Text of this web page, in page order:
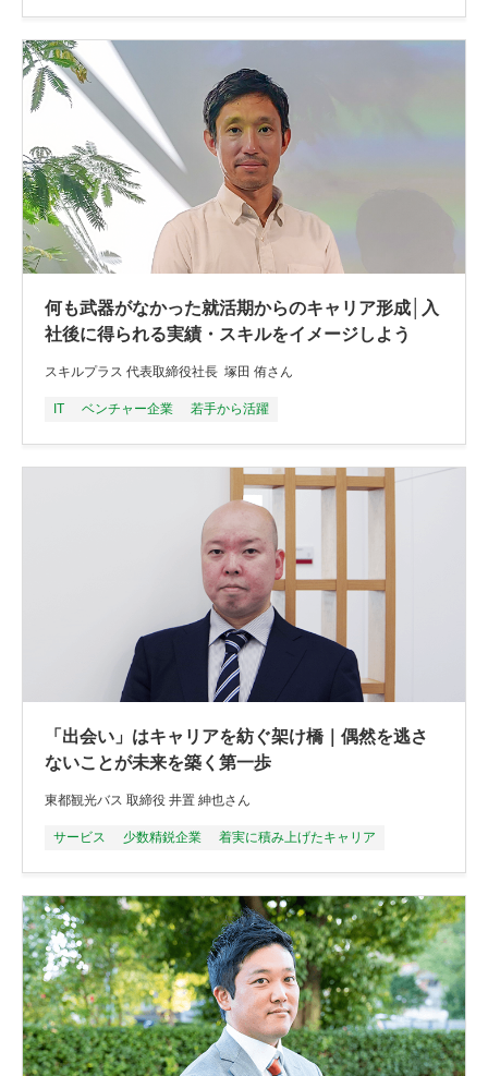
何も武器がなかった就活期からのキャリア形成│入
社後に得られる実績・スキルをイメージしよう
スキルプラス 代表取締役社長 塚田 侑さん
IT ベンチャー企業 若手から活躍
「出会い」はキャリアを紡ぐ架け橋｜偶然を逃さ
ないことが未来を築く第一歩
東都観光バス 取締役 井置 紳也さん
サービス 少数精鋭企業 着実に積み上げたキャリア